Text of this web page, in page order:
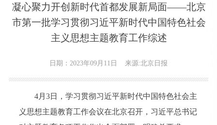
凝心聚力开创新时代首都发展新局面——北京
市第一批学习贯彻习近平新时代中国特色社会
主义思想主题教育工作综述
日期：2023年09月11日 来源:北京日报
4月3日，学习贯彻习近平新时代中国特色社会主
义思想主题教育工作会议在北京召开，习近平总书记